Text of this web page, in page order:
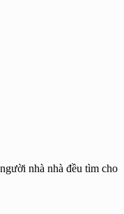
nhà nhà đều tìm cho